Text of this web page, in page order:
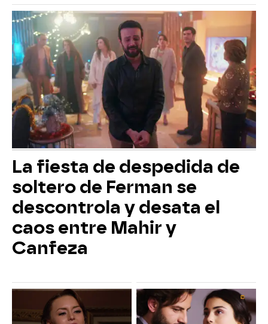
La fiesta de despedida de
soltero de Ferman se
descontrola y desata el
caos entre Mahir y
Canfeza